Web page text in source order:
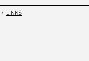
/ LINKS